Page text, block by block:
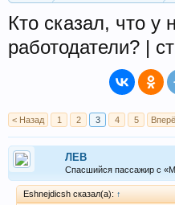
Кто сказал, что у
работодатели? |
< Назад 1 2 3 4 5
ЛEB
Спасшийся пассажир с
Eshnejdicsh сказал(а): ↑